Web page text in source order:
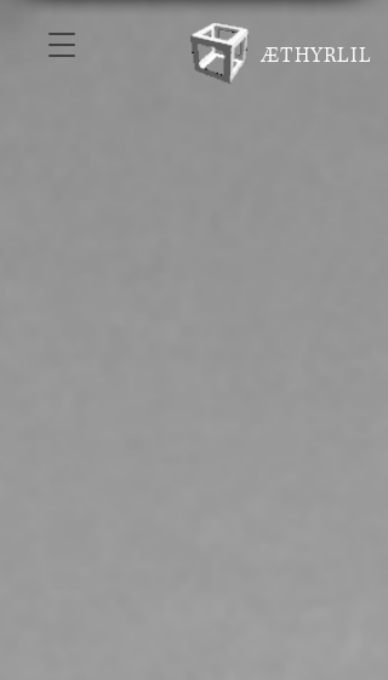
ÆTHYRLIL